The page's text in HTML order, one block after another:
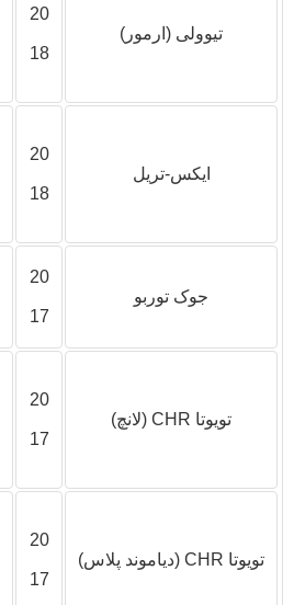
تیوولی (ارمور)
20
18
ایکس-تریل
20
18
جوک توربو
20
17
تویوتا CHR (لانچ)
20
17
تویوتا CHR (دیاموند پلاس)
20
17